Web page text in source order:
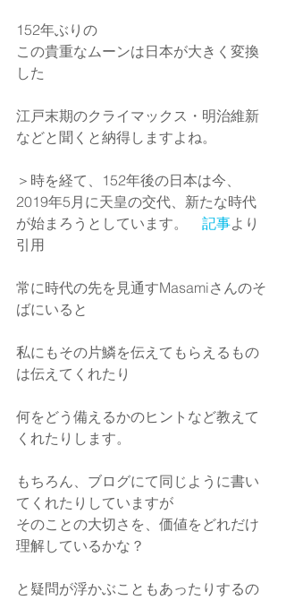
152年ぶりの
この貴重なムーンは日本が大きく変換
した
江戸末期のクライマックス・明治維新
などと聞くと納得しますよね。
＞時を経て、152年後の日本は今、
2019年5月に天皇の交代、新たな時代
が始まろうとしています。 記事より
引用
常に時代の先を見通すMasamiさんのそ
ばにいると
私にもその片鱗を伝えてもらえるもの
は伝えてくれたり
何をどう備えるかのヒントなど教えて
くれたりします。
もちろん、ブログにて同じように書い
てくれたりしていますが
そのことの大切さを、価値をどれだけ
理解しているかな？
と疑問が浮かぶこともあったりするの